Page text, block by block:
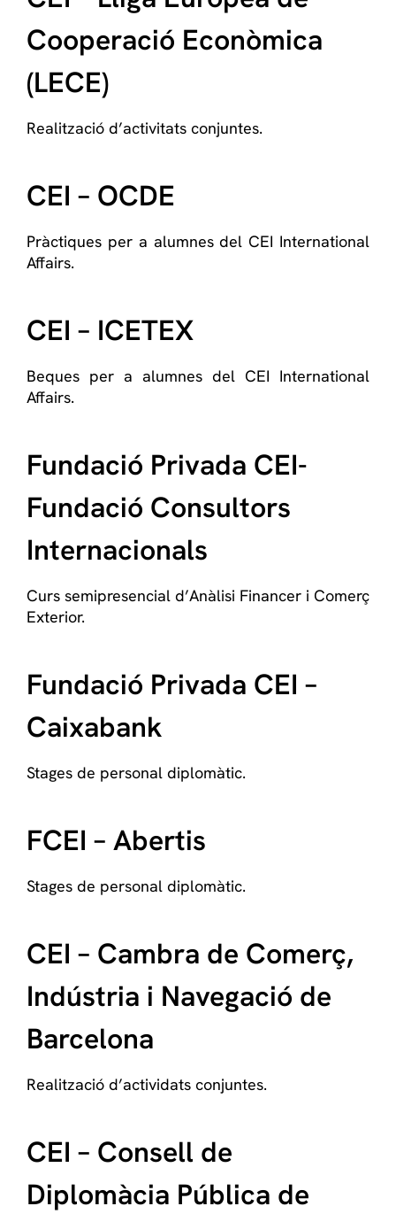
Cooperació Econòmica
(LECE)
Realització d’activitats conjuntes.
CEI – OCDE
Pràctiques per a alumnes del CEI International
Affairs.
CEI – ICETEX
Beques per a alumnes del CEI International
Affairs.
Fundació Privada CEI-
Fundació Consultors
Internacionals
Curs semipresencial d’Anàlisi Financer i Comerç
Exterior.
Fundació Privada CEI –
Caixabank
Stages de personal diplomàtic.
FCEI – Abertis
Stages de personal diplomàtic.
CEI – Cambra de Comerç,
Indústria i Navegació de
Barcelona
Realització d’actividats conjuntes.
CEI – Consell de
Diplomàcia Pública de